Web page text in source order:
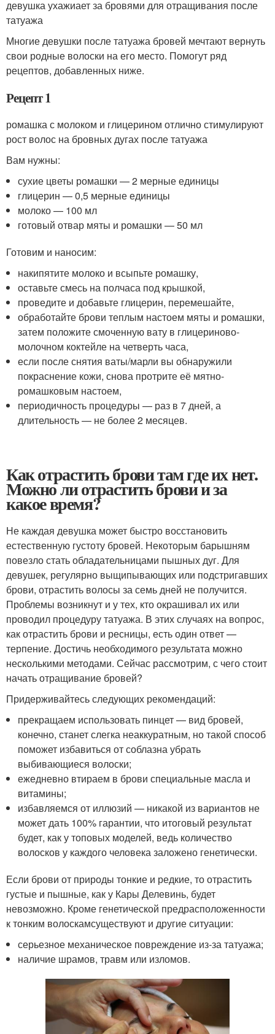
девушка ухажиает за бровями для отращивания после
татуажа
Многие девушки после татуажа бровей мечтают вернуть
свои родные волоски на его место. Помогут ряд
рецептов, добавленных ниже.
Рецепт 1
ромашка с молоком и глицерином отлично стимулируют
рост волос на бровных дугах после татуажа
Вам нужны:
сухие цветы ромашки — 2 мерные единицы
глицерин — 0,5 мерные единицы
молоко — 100 мл
готовый отвар мяты и ромашки — 50 мл
Готовим и наносим:
накипятите молоко и всыпьте ромашку,
оставьте смесь на полчаса под крышкой,
проведите и добавьте глицерин, перемешайте,
обработайте брови теплым настоем мяты и ромашки,
затем положите смоченную вату в глицериново-
молочном коктейле на четверть часа,
если после снятия ваты/марли вы обнаружили
покраснение кожи, снова протрите её мятно-
ромашковым настоем,
периодичность процедуры — раз в 7 дней, а
длительность — не более 2 месяцев.
Как отрастить брови там где их нет.
Можно ли отрастить брови и за
какое время?
Не каждая девушка может быстро восстановить
естественную густоту бровей. Некоторым барышням
повезло стать обладательницами пышных дуг. Для
девушек, регулярно выщипывающих или подстригавших
брови, отрастить волосы за семь дней не получится.
Проблемы возникнут и у тех, кто окрашивал их или
проводил процедуру татуажа. В этих случаях на вопрос,
как отрастить брови и ресницы, есть один ответ —
терпение. Достичь необходимого результата можно
несколькими методами. Сейчас рассмотрим, с чего стоит
начать отращивание бровей?
Придерживайтесь следующих рекомендаций:
прекращаем использовать пинцет — вид бровей,
конечно, станет слегка неаккуратным, но такой способ
поможет избавиться от соблазна убрать
выбивающиеся волоски;
ежедневно втираем в брови специальные масла и
витамины;
избавляемся от иллюзий — никакой из вариантов не
может дать 100% гарантии, что итоговый результат
будет, как у топовых моделей, ведь количество
волосков у каждого человека заложено генетически.
Если брови от природы тонкие и редкие, то отрастить
густые и пышные, как у Кары Делевинь, будет
невозможно. Кроме генетической предрасположенности
к тонким волоскамсуществуют и другие ситуации:
серьезное механическое повреждение из-за татуажа;
наличие шрамов, травм или изломов.